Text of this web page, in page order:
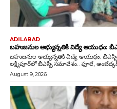
ADILABAD
బహుజనుల అభ్యున్నతికి విద్యే ఆయుధం:
బహుజనుల అభ్యున్నతికి విద్యే ఆయుధం: బీఎస్పీ
లక్ష్మీపూర్‌లో బీఎస్పీ సమావేశం.. ఫూలే,
August 9, 2026